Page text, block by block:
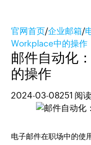
官网首页/企业邮箱/
Workplace中的操作
邮件自动化
的操作
2024-03-08251 阅
电子邮件在职场中的使